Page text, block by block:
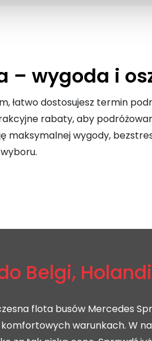
– wygoda i
łatwo dostosujesz termin
rabaty, aby
maksymalnej wygody,
Belgi,
flota busów Mercedes
warunkach. W